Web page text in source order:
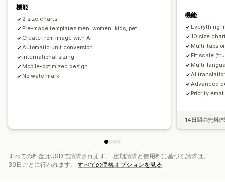
フローティングチャート
モバイル対応
機能
2 size charts
Pre-made templates men, women, kids, pet
Create from image with AI
Automatic unit conversion
International sizing
Mobile-optimized design
No watermark
機能
Everything
10 size
Multi-tabs
Fit scale
Multi-
AI
Advanced
Priority
14日間の無料
すべての料金はUSDで請求されます。 定期請求と使用料に基づく請求は、
30日ごとに行われます。 すべての価格オプションを見る